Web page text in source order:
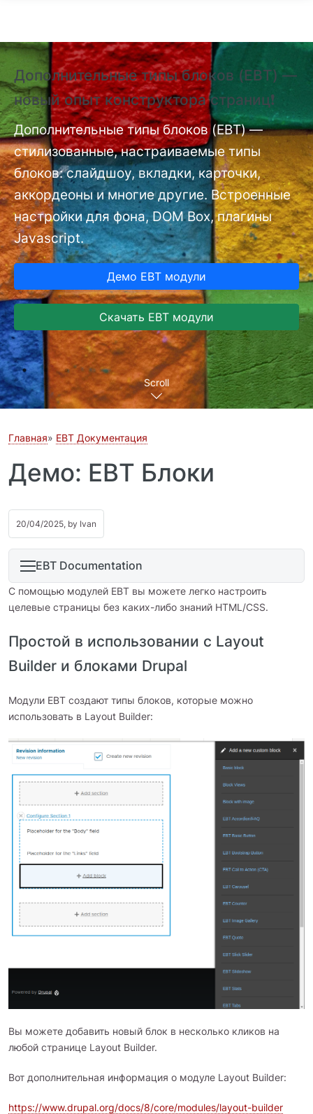
Дополнительные типы блоков (EBT) —
новый опыт конструктора страниц❗
Дополнительные типы блоков (EBT) —
стилизованные, настраиваемые типы
блоков: слайдшоу, вкладки, карточки,
аккордеоны и многие другие. Встроенные
настройки для фона, DOM Box, плагины
Javascript.
Демо EBT модули
Скачать EBT модули
Scroll
Главная EBT Документация
Демо: EBT Блоки
20/04/2025, by Ivan
EBT Documentation
С помощью модулей EBT вы можете легко настроить
целевые страницы без каких-либо знаний HTML/CSS.
Простой в использовании с Layout
Builder и блоками Drupal
Модули EBT создают типы блоков, которые можно
использовать в Layout Builder:
Вы можете добавить новый блок в несколько кликов на
любой странице Layout Builder.
Вот дополнительная информация о модуле Layout Builder:
https://www.drupal.org/docs/8/core/modules/layout-builder